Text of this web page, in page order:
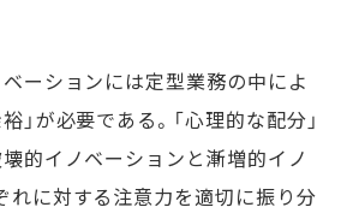
ーションには定型業務の中によ
」が必要である。「心理的な配分」
的イノベーションと漸増的イノ
れに対する注意力を適切に振り分